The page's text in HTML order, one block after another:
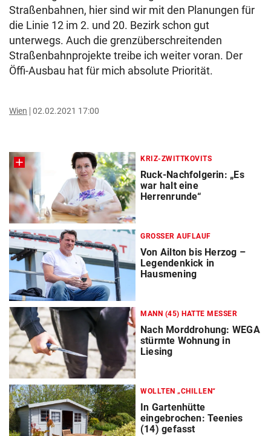
Straßenbahnen, hier sind wir mit den Planungen für
die Linie 12 im 2. und 20. Bezirk schon gut
unterwegs. Auch die grenzüberschreitenden
Straßenbahnprojekte treibe ich weiter voran. Der
Öffi-Ausbau hat für mich absolute Priorität.
Wien 02.02.2021 17:00
KRIZ-ZWITTKOVITS
Ruck-Nachfolgerin: „Es
war halt eine
Herrenrunde“
GROSSER AUFLAUF
Von Ailton bis Herzog –
Legendenkick in
Hausmening
MANN (45) HATTE MESSER
Nach Morddrohung: WEGA
stürmte Wohnung in
Liesing
WOLLTEN „CHILLEN“
In Gartenhütte
eingebrochen: Teenies
(14) gefasst